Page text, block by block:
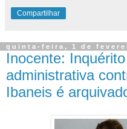
Compartilhar
quinta-feira, 1 de
Inocente:
administrativa
Ibaneis é